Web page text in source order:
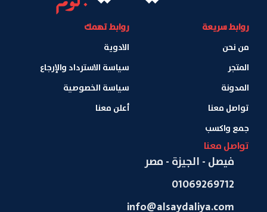
روابط سريعة
من نحن
المتجر
المدونة
تواصل معنا
جمع واكسب
روابط تهمك
الادوية
سياسة الاسترداد والإرجاع
سياسة الخصوصية
أعلن معنا
تواصل معنا
فيصل - الجيزة - مصر
01069269712
info@alsaydaliya.com